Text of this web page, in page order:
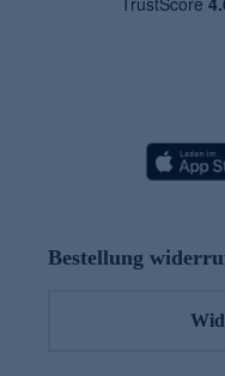
Bestellung